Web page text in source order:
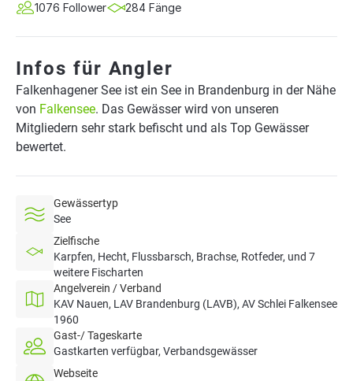
1076 Follower 284 Fänge
Infos für Angler
Falkenhagener See ist ein See in Brandenburg in der Nähe
von Falkensee. Das Gewässer wird von unseren
Mitgliedern sehr stark befischt und als Top Gewässer
bewertet.
Gewässertyp
See
Zielfische
Karpfen, Hecht, Flussbarsch, Brachse, Rotfeder, und 7
weitere Fischarten
Angelverein / Verband
KAV Nauen, LAV Brandenburg (LAVB), AV Schlei Falkensee
1960
Gast-/ Tageskarte
Gastkarten verfügbar, Verbandsgewässer
Webseite